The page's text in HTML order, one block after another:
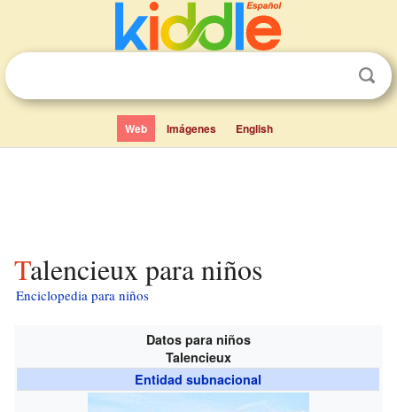
Web Imágenes English
Talencieux para niños
Enciclopedia para niños
Datos para niños
Talencieux
Entidad subnacional